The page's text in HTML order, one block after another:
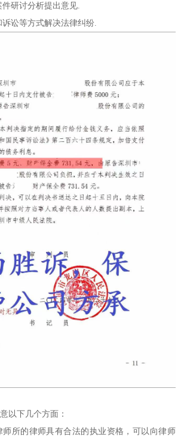
研讨分析提出意见.
讼等方式解决法律纠纷.
以下几个方面：
师所的律师具有合法的执业资格，可以向律师